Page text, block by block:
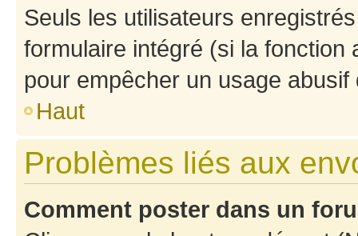
Seuls les utilisateurs
formulaire intégré (si la fonction
pour empêcher un usage
Haut
Problèmes liés aux
Comment poster dans un